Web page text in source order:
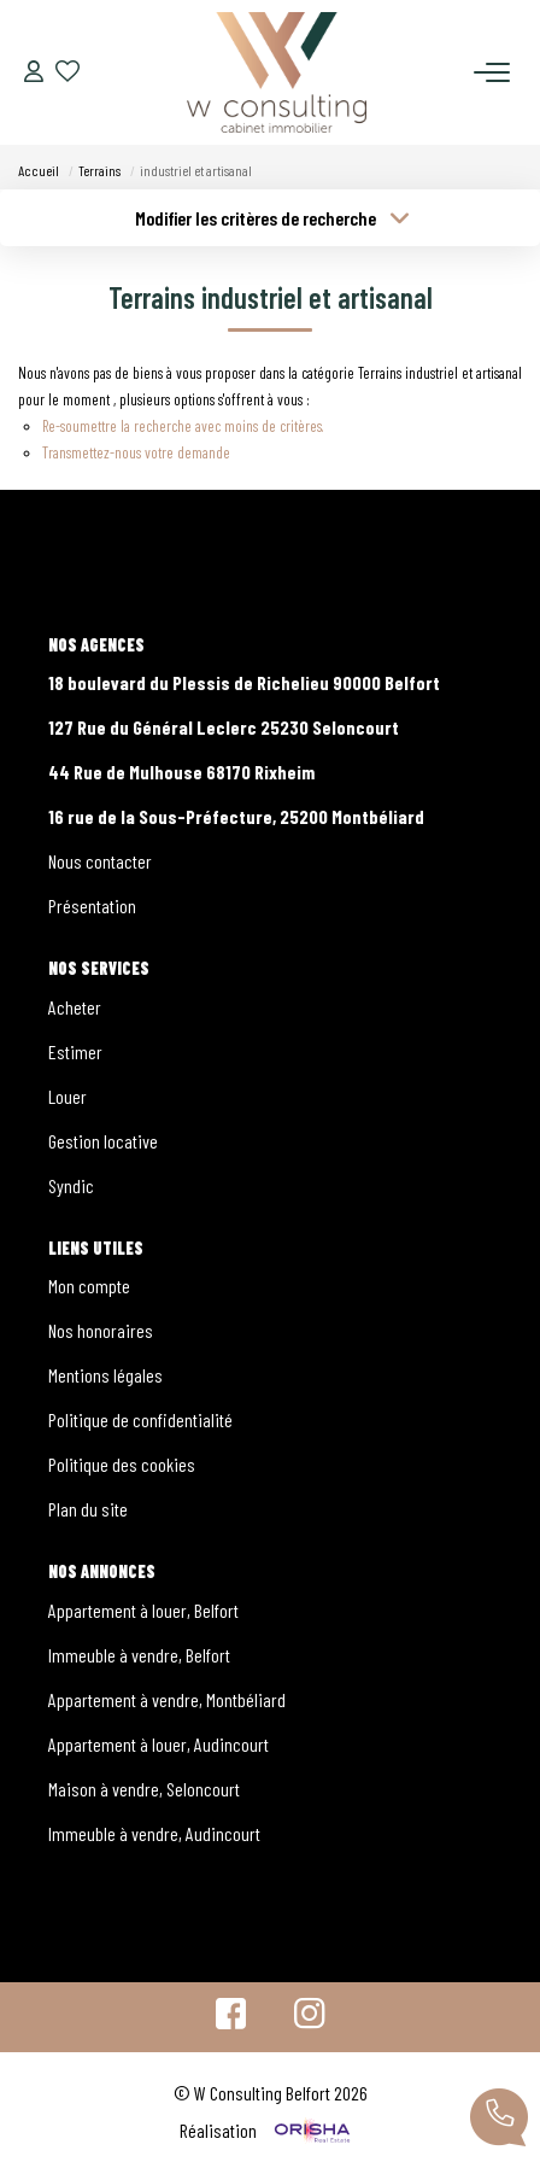
ACQUÉRIR
GÉRER
SYNDIC
Accueil Terrains industriel et artisanal
Modifier les critères de recherche
Type de bien
Budget max Plus de critères
Terrains industriel et artisanal
Nous n'avons pas de biens à vous proposer dans la catégorie Terrains industriel et artisanal
pour le moment , plusieurs options s'offrent à vous :
Re-soumettre la recherche avec moins de critères.
Transmettez-nous votre demande
L'AGENCE
18 boulevard du Plessis de Richelieu 90000 Belfort
127 Rue du Général Leclerc 25230 Seloncourt
44 Rue de Mulhouse 68170 Rixheim
16 rue de la Sous-Préfecture, 25200 Montbéliard
Nous contacter
Présentation
NOS SERVICES
Acheter
Estimer
Louer
Gestion locative
Syndic
LIENS UTILES
Mon compte
Nos honoraires
Mentions légales
Politique de confidentialité
Politique des cookies
Plan du site
NOS ANNONCES
Appartement à louer, Belfort
Immeuble à vendre, Belfort
Appartement à vendre, Montbéliard
Appartement à louer, Audincourt
Maison à vendre, Seloncourt
Immeuble à vendre, Audincourt
© W Consulting Belfort 2026
Réalisation